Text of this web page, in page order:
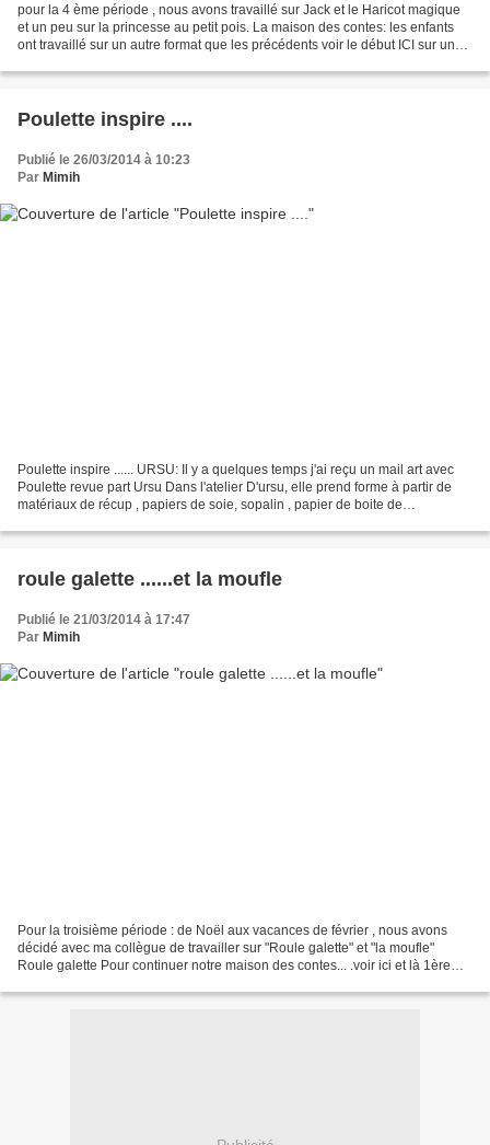
pour la 4 ème période , nous avons travaillé sur Jack et le Haricot magique
et un peu sur la princesse au petit pois. La maison des contes: les enfants
ont travaillé sur un autre format que les précédents voir le début ICI sur une
Poulette inspire ....
Publié le 26/03/2014 à 10:23
Par Mimih
Poulette inspire ...... URSU: Il y a quelques temps j'ai reçu un mail art avec
Poulette revue part Ursu Dans l'atelier D'ursu, elle prend forme à partir de
matériaux de récup , papiers de soie, sopalin , papier de boite de
roule galette ......et la moufle
Publié le 21/03/2014 à 17:47
Par Mimih
Pour la troisième période : de Noël aux vacances de février , nous avons
décidé avec ma collègue de travailler sur "Roule galette" et "la moufle"
Roule galette Pour continuer notre maison des contes... .voir ici et là 1ère